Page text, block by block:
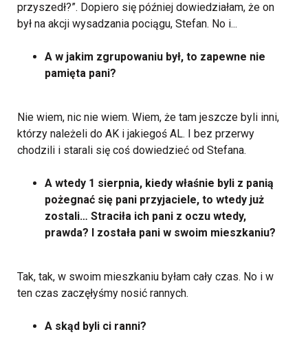
przyszedł?”. Dopiero się później dowiedziałam, że on
był na akcji wysadzania pociągu, Stefan. No i...
A w jakim zgrupowaniu był, to zapewne nie
pamięta pani?
Nie wiem, nic nie wiem. Wiem, że tam jeszcze byli inni,
którzy należeli do AK i jakiegoś AL. I bez przerwy
chodzili i starali się coś dowiedzieć od Stefana.
A wtedy 1 sierpnia, kiedy właśnie byli z panią
pożegnać się pani przyjaciele, to wtedy już
zostali… Straciła ich pani z oczu wtedy,
prawda? I została pani w swoim mieszkaniu?
Tak, tak, w swoim mieszkaniu byłam cały czas. No i w
ten czas zaczęłyśmy nosić rannych.
A skąd byli ci ranni?